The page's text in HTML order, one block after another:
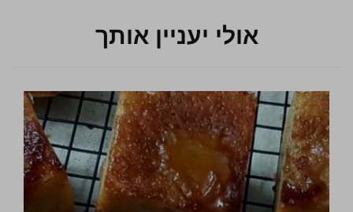
אולי יעניין אותך